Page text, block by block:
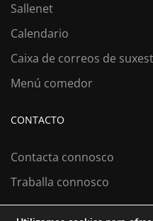
Sallenet
Calendario
Caixa de correos de
Menú comedor
CONTACTO
Contacta connosco
Traballa connosco